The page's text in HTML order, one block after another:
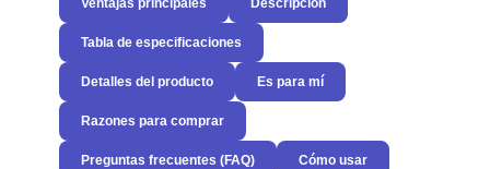
Ventajas principales Descripción
Tabla de especificaciones
Detalles del producto Es para mí
Razones para comprar
Preguntas frecuentes (FAQ) Cómo usar